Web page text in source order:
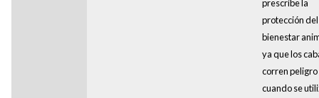
prescribe la
protección del
bienestar
ya que los
corren peligro
cuando se